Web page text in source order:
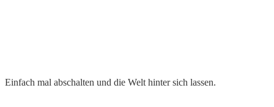
Einfach mal abschalten und die Welt hinter sich lassen.